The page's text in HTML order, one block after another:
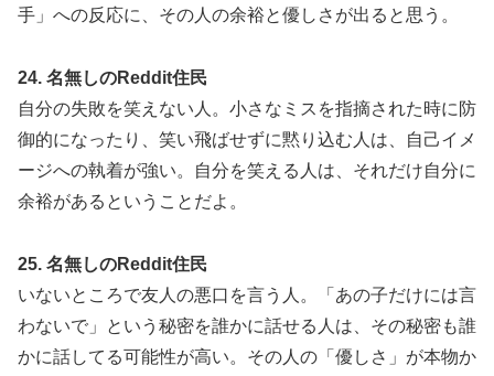
手」への反応に、その人の余裕と優しさが出ると思う。
24. 名無しのReddit住民
自分の失敗を笑えない人。小さなミスを指摘された時に防
御的になったり、笑い飛ばせずに黙り込む人は、自己イメ
ージへの執着が強い。自分を笑える人は、それだけ自分に
余裕があるということだよ。
25. 名無しのReddit住民
いないところで友人の悪口を言う人。「あの子だけには言
わないで」という秘密を誰かに話せる人は、その秘密も誰
かに話してる可能性が高い。その人の「優しさ」が本物か